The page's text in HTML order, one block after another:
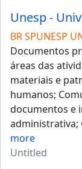
BR SPUNESP
Documentos
áreas das
materiais e
humanos;
documentos e
administrativa;
more
Untitled